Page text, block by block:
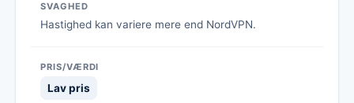
Hastighed kan variere mere end NordVPN.
Lav pris